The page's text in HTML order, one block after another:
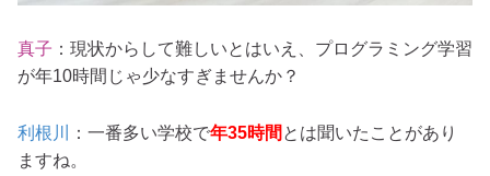
真子 ：現状からして難しいとはいえ、プログラミング学習
が年10時間じゃ少なすぎませんか？
利根川 ：一番多い学校で年35時間 とは聞いたことがあり
ますね。